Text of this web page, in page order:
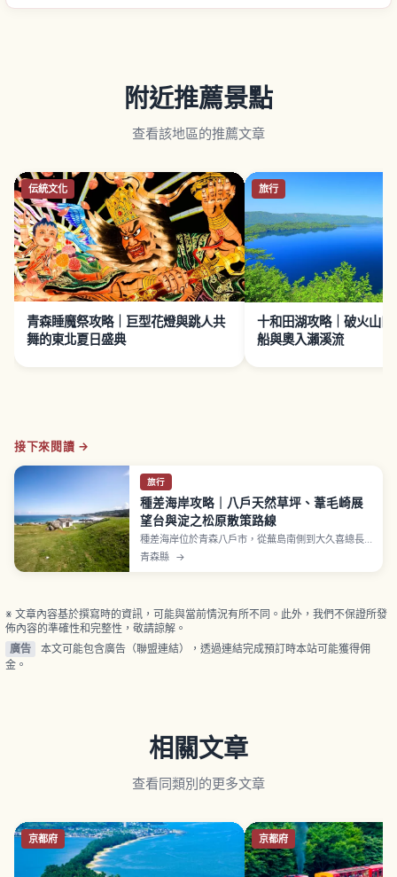
附近推薦景點
查看該地區的推薦文章
伝統文化
青森睡魔祭攻略｜巨型花燈與跳人共
舞的東北夏日盛典
旅行
十和田湖攻略｜破火山口
船與奧入瀨溪流
接下來閱讀 →
旅行
種差海岸攻略｜八戶天然草坪、葦毛崎展
望台與淀之松原散策路線
種差海岸位於青森八戶市，從蕪島南側到大久喜總長
約12公里、含腹地共約880公頃，1937年指定為國家
岳。
青森縣 →
※ 文章內容基於撰寫時的資訊，可能與當前情況有所不同。此外，我們不保證所發
佈內容的準確性和完整性，敬請諒解。
廣告
本文可能包含廣告（聯盟連結），透過連結完成預訂時本站可能獲得佣
金。
相關文章
查看同類別的更多文章
京都府 京都府